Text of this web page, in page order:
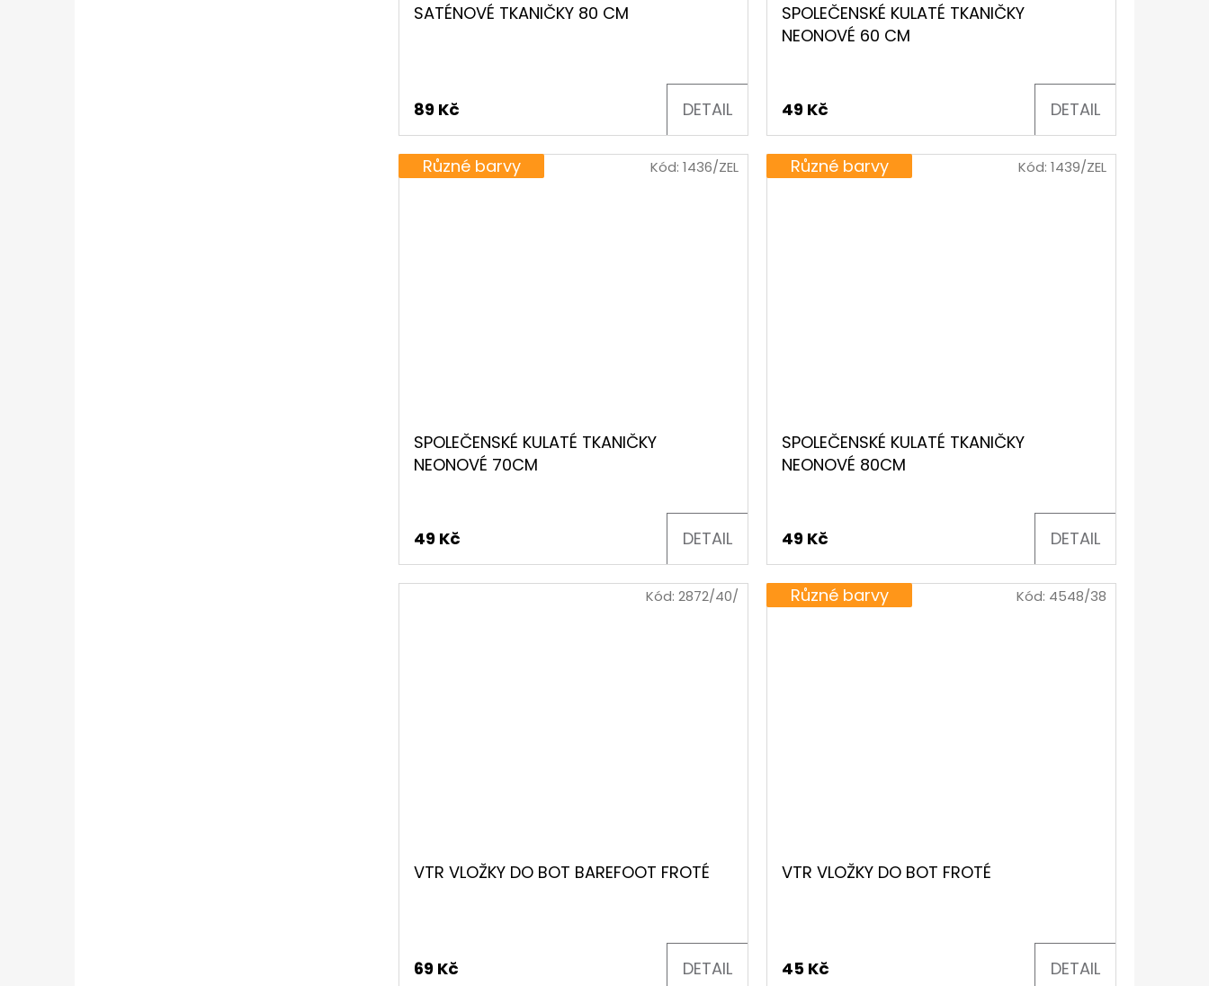
SATÉNOVÉ TKANIČKY 80 CM
89 Kč DETAIL
SPOLEČENSKÉ KULATÉ TKANIČKY
NEONOVÉ 60 CM
49 Kč DETAIL
Různé barvy
SPOLEČENSKÉ KULATÉ TKANIČKY
NEONOVÉ 70CM
49 Kč DETAIL
Kód: 1436/ZEL Různé barvy
SPOLEČENSKÉ KULATÉ TKANIČKY
NEONOVÉ 80CM
49 Kč DETAIL
Kód: 1439/ZEL
VTR VLOŽKY DO BOT BAREFOOT FROTÉ
69 Kč DETAIL
Kód: 2872/40/ Různé barvy
VTR VLOŽKY DO BOT FROTÉ
45 Kč DETAIL
Kód: 4548/38